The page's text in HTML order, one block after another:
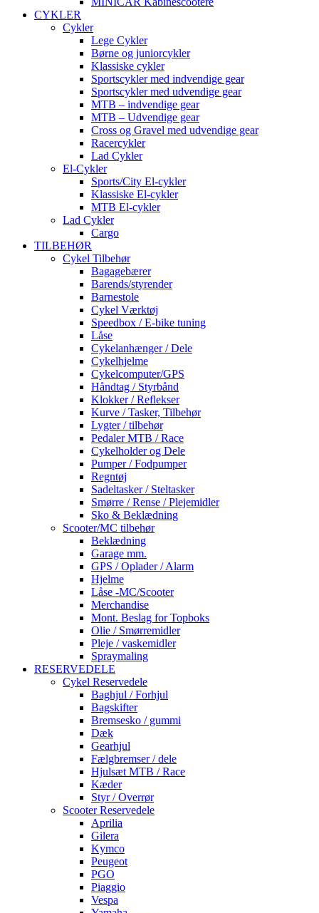
CYKLER
Cykler
Lege Cykler
Børne og juniorcykler
Klassiske cykler
Sportscykler med indvendige gear
Sportscykler med udvendige gear
MTB – indvendige gear
MTB – Udvendige gear
Cross og Gravel med udvendige gear
Racercykler
Lad Cykler
El-Cykler
Sports/City El-cykler
Klassiske El-cykler
MTB El-cykler
Lad Cykler
Cargo
TILBEHØR
Cykel Tilbehør
Bagagebærer
Barends/styrender
Barnestole
Cykel Værktøj
Speedbox / E-bike tuning
Låse
Cykelanhænger / Dele
Cykelhjelme
Cykelcomputer/GPS
Håndtag / Styrbånd
Klokker / Reflekser
Kurve / Tasker, Tilbehør
Lygter / tilbehør
Pedaler MTB / Race
Cykelholder og Dele
Pumper / Fodpumper
Regntøj
Sadeltasker / Steltasker
Smørre / Rense / Plejemidler
Sko & Beklædning
Scooter/MC tilbehør
Beklædning
Garage mm.
GPS / Oplader / Alarm
Hjelme
Låse -MC/Scooter
Merchandise
Mont. Beslag for Topboks
Olie / Smørremidler
Pleje / vaskemidler
Spraymaling
RESERVEDELE
Cykel Reservedele
Baghjul / Forhjul
Bagskifter
Bremsesko / gummi
Dæk
Gearhjul
Fælgbremser / dele
Hjulsæt MTB / Race
Kæder
Styr / Overrør
Scooter Reservedele
Aprilia
Gilera
Kymco
Peugeot
PGO
Piaggio
Vespa